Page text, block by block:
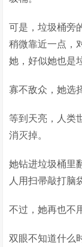
可是，垃圾桶旁
稍微靠近一点，
她，好似她也是
寡不敌众，她选
等到天亮，人类
消灭掉。
她钻进垃圾桶里
人用扫帚敲打脑
不过，她再也不
双眼不知道什么